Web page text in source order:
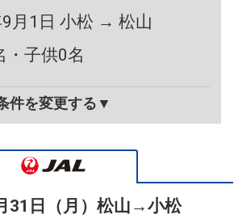
月1日 小松 → 松山
・子供0名
件を変更する▼
日（月） 松山 →小松